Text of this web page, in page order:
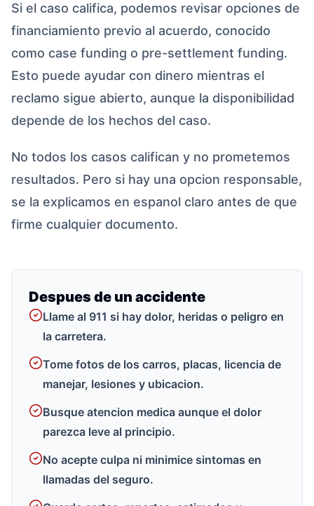
Si el caso califica, podemos revisar opciones de
financiamiento previo al acuerdo, conocido
como case funding o pre-settlement funding.
Esto puede ayudar con dinero mientras el
reclamo sigue abierto, aunque la disponibilidad
depende de los hechos del caso.
No todos los casos califican y no prometemos
resultados. Pero si hay una opcion responsable,
se la explicamos en espanol claro antes de que
firme cualquier documento.
Despues de un accidente
Llame al 911 si hay dolor, heridas o peligro en
la carretera.
Tome fotos de los carros, placas, licencia de
manejar, lesiones y ubicacion.
Busque atencion medica aunque el dolor
parezca leve al principio.
No acepte culpa ni minimice sintomas en
llamadas del seguro.